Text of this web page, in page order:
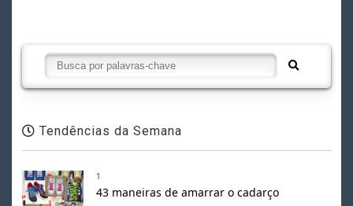
Tendências da Semana
1
43 maneiras de amarrar o cadarço